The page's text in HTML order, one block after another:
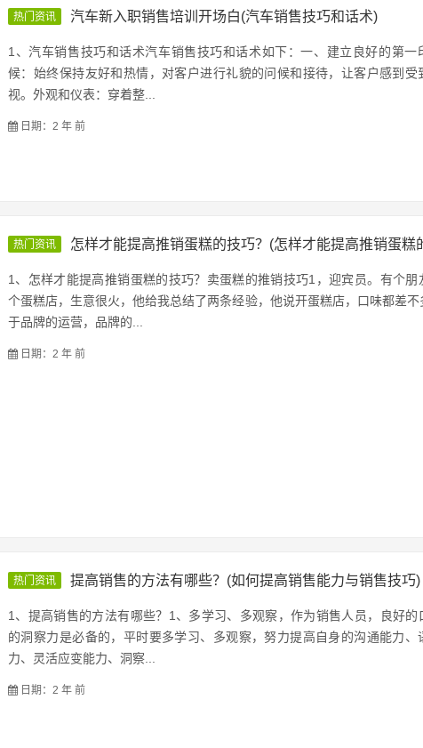
热门资讯 汽车新入职销售培训开场白(汽车销售技巧和话术)
1、汽车销售技巧和话术汽车销售技巧和话术如下：一、建立良好的第一
候：始终保持友好和热情，对客户进行礼貌的问候和接待，让客户感到受
视。外观和仪表：穿着整...
日期：2 年 前
热门资讯 怎样才能提高推销蛋糕的技巧？(怎样才能提高推销蛋糕
1、怎样才能提高推销蛋糕的技巧？卖蛋糕的推销技巧1，迎宾员。有个朋
个蛋糕店，生意很火，他给我总结了两条经验，他说开蛋糕店，口味都差不
于品牌的运营，品牌的...
日期：2 年 前
热门资讯 提高销售的方法有哪些？(如何提高销售能力与销售技巧)
1、提高销售的方法有哪些？1、多学习、多观察，作为销售人员，良好的
的洞察力是必备的，平时要多学习、多观察，努力提高自身的沟通能力、
力、灵活应变能力、洞察...
日期：2 年 前